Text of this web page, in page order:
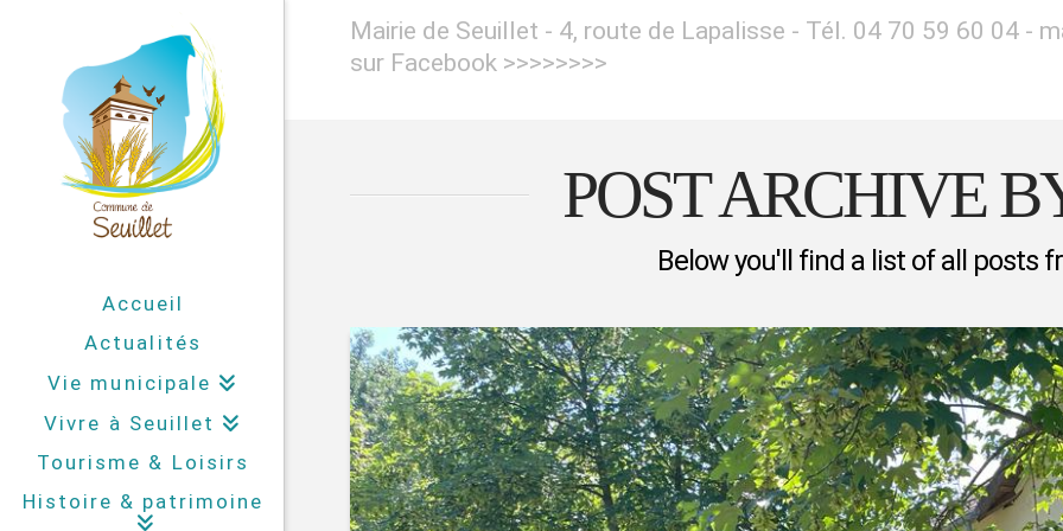
Mairie de Seuillet - 4, route de Lapalisse - Tél. 04 70 59 60 04 -
sur Facebook >>>>>>>>
Accueil
Actualités
Vie municipale
Vivre à Seuillet
Tourisme & Loisirs
Histoire & patrimoine
POST ARCHIVE
Below you'll find a list of all posts